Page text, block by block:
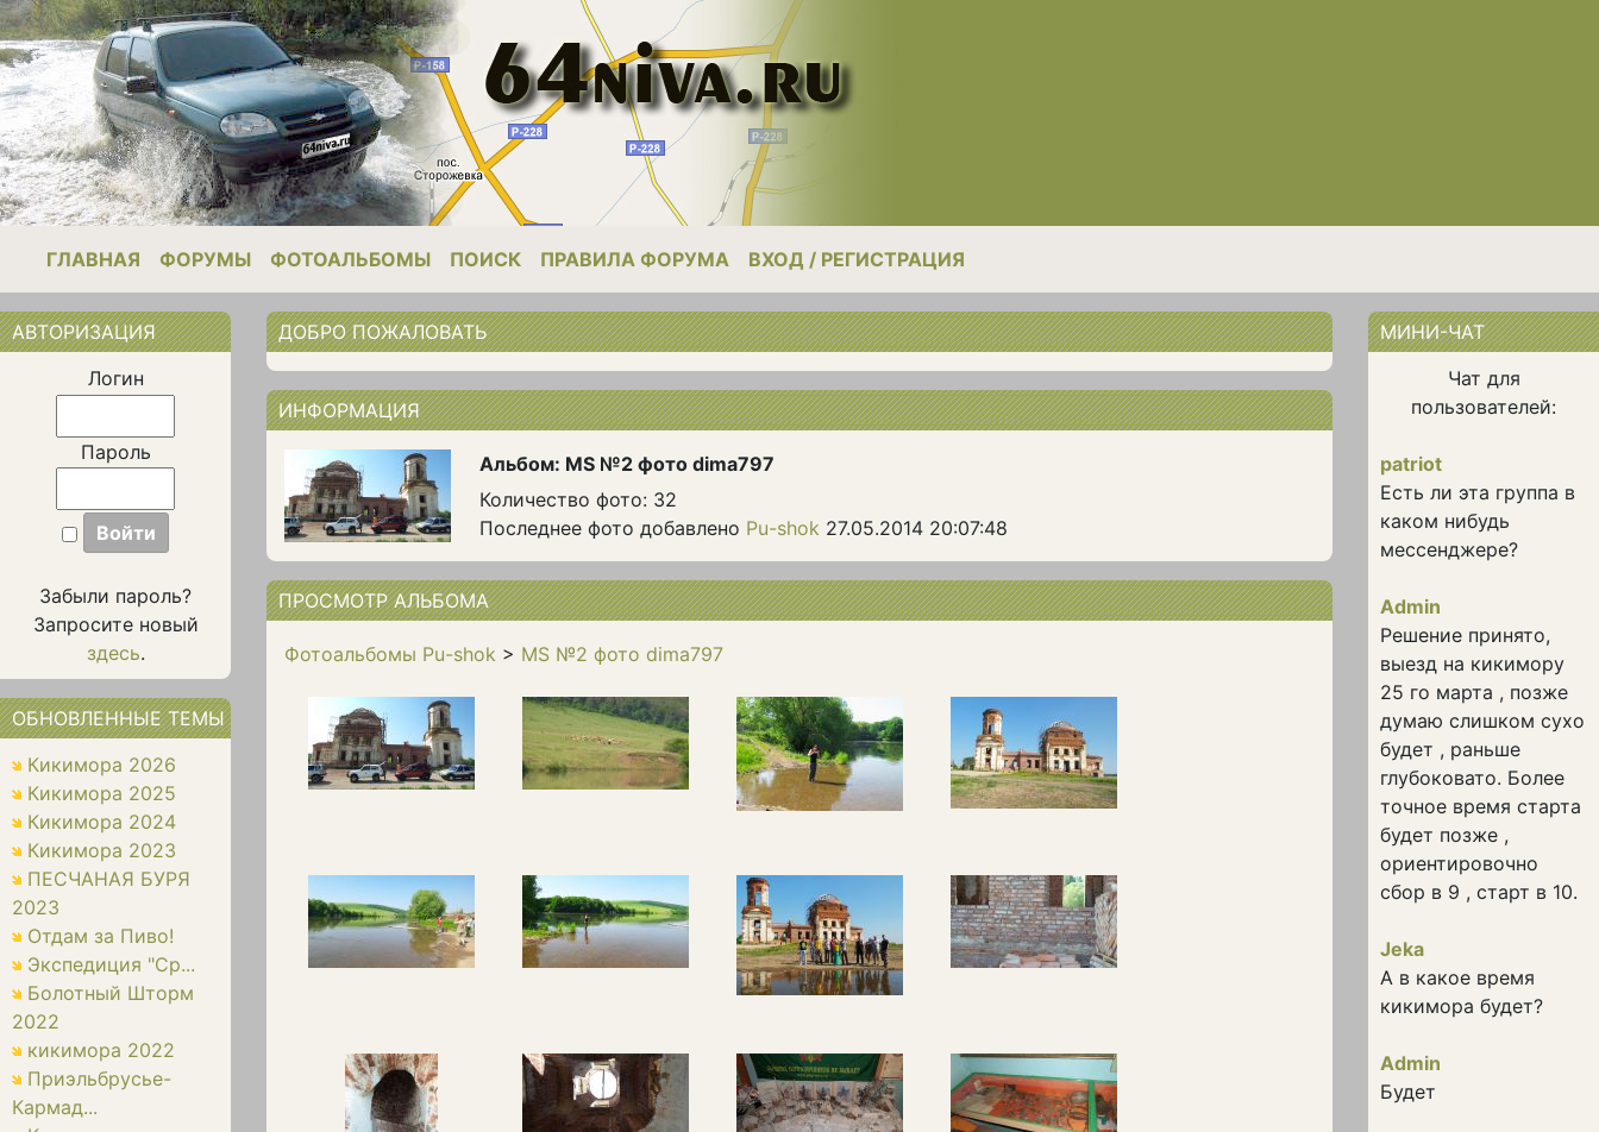
ГЛАВНАЯ ФОРУМЫ ФОТОАЛЬБОМЫ ПОИСК ПРАВИЛА ФОРУМА ВХОД / РЕГИСТРАЦИЯ
АВТОРИЗАЦИЯ
Логин
Пароль
Забыли пароль?
Запросите новый
здесь.
ОБНОВЛЕННЫЕ ТЕМЫ
Кикимора 2026
Кикимора 2025
Кикимора 2024
Кикимора 2023
ПЕСЧАНАЯ БУРЯ
2023
Отдам за Пиво!
Экспедиция "Ср...
Болотный Шторм
2022
кикимора 2022
Приэльбрусье-
Кармад...
ДОБРО ПОЖАЛОВАТЬ
ИНФОРМАЦИЯ
Альбом: MS №2 фото dima797
Количество фото: 32
Последнее фото добавлено Pu-shok 27.05.2014 20:07:48
ПРОСМОТР АЛЬБОМА
Фотоальбомы Pu-shok > MS №2 фото dima797
МИНИ-ЧАТ
Чат для
пользователей:
patriot
Есть ли эта группа в
каком нибудь
мессенджере?
Admin
Решение принято,
выезд на кикимору
25 го марта , позже
думаю слишком сухо
будет , раньше
глубоковато. Более
точное время старта
будет позже ,
ориентировочно
сбор в 9 , старт в 10.
Jeka
А в какое время
кикимора будет?
Admin
Будет